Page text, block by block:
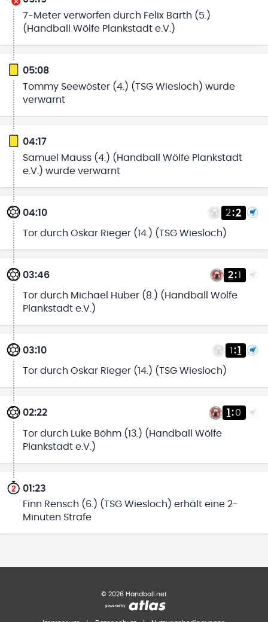
7-Meter verworfen durch Felix Barth (5.)
(Handball Wölfe Plankstadt e.V.)
05:08
Tommy Seewöster (4.) (TSG Wiesloch) wurde
verwarnt
04:17
Samuel Mauss (4.) (Handball Wölfe Plankstadt
e.V.) wurde verwarnt
04:10 2:2
Tor durch Oskar Rieger (14.) (TSG Wiesloch)
03:46 2:1
Tor durch Michael Huber (8.) (Handball Wölfe
Plankstadt e.V.)
03:10 1 :1
Tor durch Oskar Rieger (14.) (TSG Wiesloch)
02:22 1 :0
Tor durch Luke Böhm (13.) (Handball Wölfe
Plankstadt e.V.)
01:23
Finn Rensch (6.) (TSG Wiesloch) erhält eine 2-
Minuten Strafe
© 2026 Handball.net